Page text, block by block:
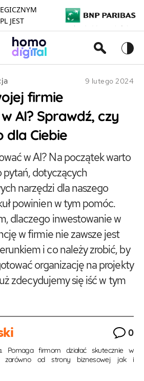
JEST
9 lutego 2024
firmie
AI? Sprawdź, czy
dla Ciebie
w AI? Na początek warto
pytań, dotyczących
narzędzi dla naszego
powinien w tym pomóc.
dlaczego inwestowanie w
w firmie nie zawsze jest
i co należy zrobić, by
organizację na projekty
zdecydujemy się iść w tym
0
Pomaga firmom działać skutecznie w
zarówno od strony biznesowej jak i